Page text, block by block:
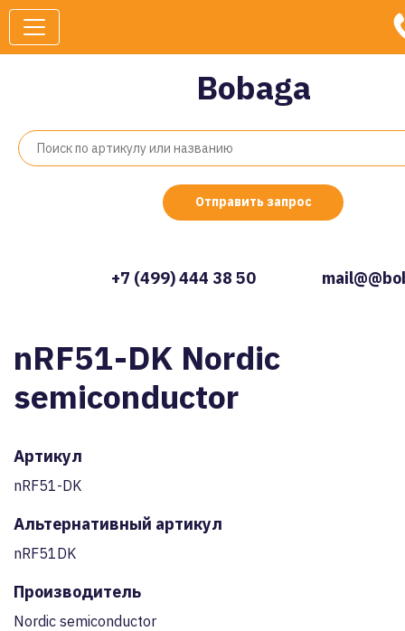
Bobaga
Отправить запрос
+7 (499) 444 38 50
nRF51-DK Nordic
semiconductor
Артикул
nRF51-DK
Альтернативный артикул
nRF51DK
Производитель
Nordic semiconductor